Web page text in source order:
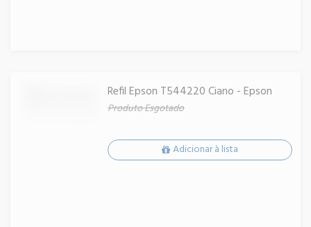
Refil Epson T544220 Ciano - Epson
Produto Esgotado
Adicionar à lista